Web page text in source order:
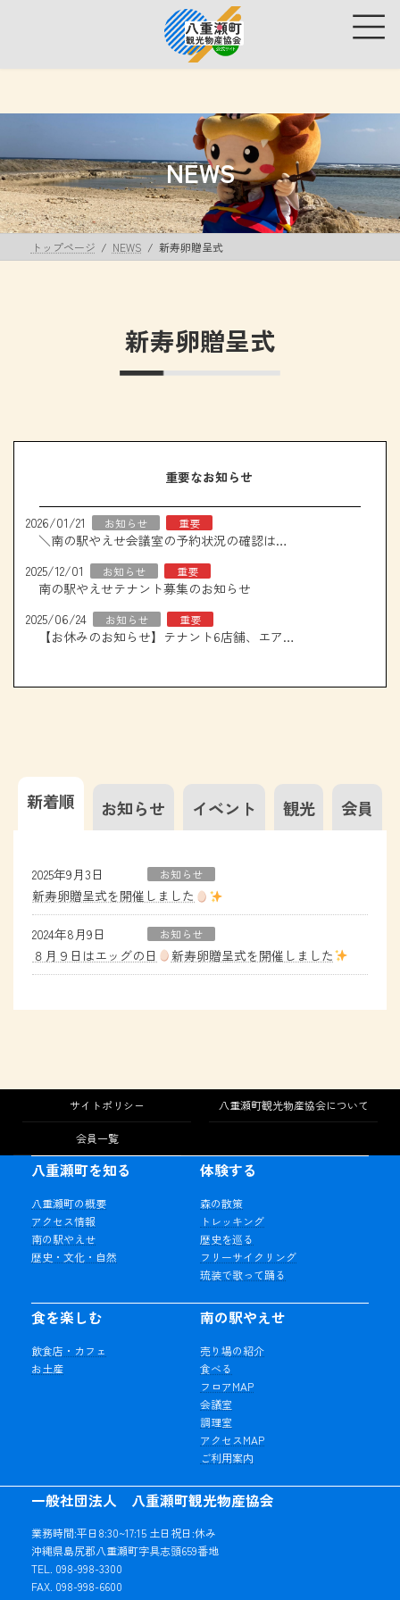
ス
プ
ン
動
NEWS
トップページ NEWS 新寿卵贈呈式
新寿卵贈呈式
重要なお知らせ
2026/01/21 お知らせ 重要
＼南の駅やえせ会議室の予約状況の確認はこちら！／
2025/12/01
お知らせ 重要
南の駅やえせテナント募集のお知らせ
2025/06/24
お知らせ 重要
【お休みのお知らせ】テナント6店舗、エアコン取り換え工事について
新着順 お知らせ イベント 観光 会員
2025年9月3日 お知らせ
新寿卵贈呈式を開催しました
2024年8月9日 お知らせ
８月９日はエッグの日 新寿卵贈呈式を開催しました
サイトポリシー 八重瀬町観光物産協会について
会員一覧
一般社団法人 八重瀬町観光物産協会
業務時間:平日8:30~17:15 土日祝日:休み
沖縄県島尻郡八重瀬町字具志頭659番地
TEL. 098-998-3300
FAX. 098-998-6600
八重瀬町を知る
八重瀬町の概要
アクセス情報
南の駅やえせ
歴史・文化・自然
体験する
森の散策
トレッキング
歴史を巡る
フリーサイクリング
琉装で歌って踊る
食を楽しむ
飲食店・カフェ
お土産
南の駅やえせ
売り場の紹介
食べる
フロアMAP
会議室
調理室
アクセスMAP
ご利用案内